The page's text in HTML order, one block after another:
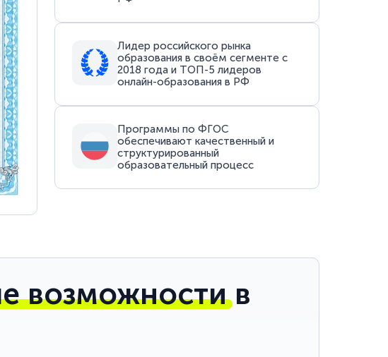
Лидер российского рынка
образования в своём сегменте с
2018 года и ТОП-5 лидеров
онлайн-образования в РФ
Программы по ФГОС
обеспечивают качественный и
структурированный
образовательный процесс
возможностив